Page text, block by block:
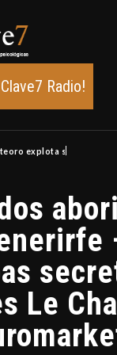
Radio!
explota sobre
Le